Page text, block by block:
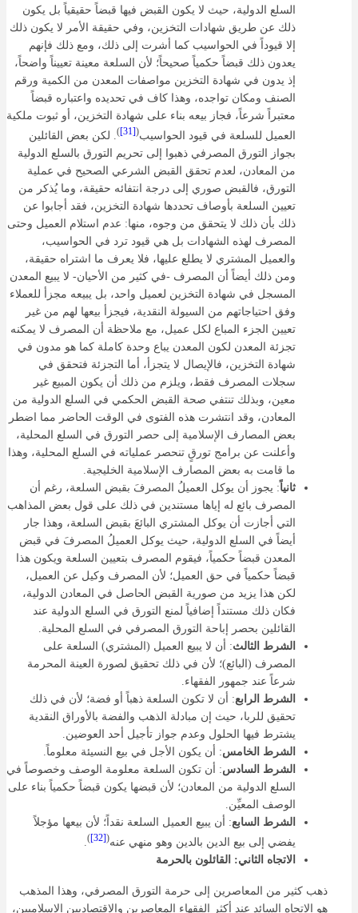
السلع الدولية، حيث لا يكون القبض فيها قبضاً حقيقياً بل يكون
ذلك عن طريق شهادات التخزين، وفي حقيقة الأمر لا يكون ذلك
إلا قيوداً في الحواسيب كما أشرت إلى ذلك، ومع ذلك فإنهم
يعدون ذلك قبضاً حكمياً صحيحاً؛ لأن السلعة معينة تعييناً واضحاً،
إذ يدون في شهادة التخزين مواصفات المعدن من الكمية ورقم
الصنف ومكان تواجده، وهذا كاف في تحديده واعتباره قبضاً
معتبراً شرعاً، فجاز بيعه بناء على شهادة التخزين، أو ثبوت ملكية
العميل للسلعة في قيود الحواسيب(
). لكن بعض القائلين
بجواز التورق المصرفي ذهبوا إلى تحريم التورق بالسلع الدولية
من المعادن، لعدم تحقق القبض الشرعي الصحيح في عملية
التورق، فالقبض صوري إلى درجة انتفائه حقيقة، وما يُذكر من
تعيين السلعة بأوصاف تحددها شهادة التخزين، فقد أجابوا عن
ذلك بأن ذلك لا يتحقق من وجوه، منها: عدم استلام العميل وحتى
المصرف لهذه الشهادات بل هي قيود ترد في الحواسيب،
والعميل المشتري لا يطلع عليها، فلا يعرف ما اشتراه حقيقة،
ومن ذلك أيضاً أن المصرف -في كثير من الأحيان- لا يبيع المعدن
المسجل في شهادة التخزين لعميل واحد، بل يبيعه مجزأ للعملاء
وفق احتياجاتهم من السيولة النقدية، فيجزأ بيعها لهم من غير
تعيين الجزء المباع لكل عميل، مع ملاحظة أن المصرف لا يمكنه
تجزئة المعدن لكون المعدن يباع وحدة كاملة كما هو مدون في
شهادة التخزين، فالإيصال لا يتجزأ، أما التجزئة فتحقق في
سجلات المصرف فقط، ويلزم من ذلك أن يكون المبيع غير
معين، وبذلك تنتفي صحة القبض الحكمي في السلع الدولية من
المعادن، وقد انتشرت هذه الفتوى في الوقت الحاضر مما اضطر
بعض المصارف الإسلامية إلى حصر التورق في السلع المحلية،
وأعلنت عن برامج تورقٍ تنحصر عملياته في السلع المحلية، وهذا
ما قامت به بعض المصارف الإسلامية الخليجية.
ثانياً: يجوز أن يوكل العميلُ المصرفَ بقبض السلعة، رغم أن
المصرف بائع له إياها مستندين في ذلك على قول بعض المذاهب
التي أجازت أن يوكل المشتري البائعَ بقبض السلعة، وهذا جار
أيضاً في السلع الدولية، حيث يوكل العميلُ المصرفَ في قبض
المعدن قبضاً حكمياً، فيقوم المصرف بتعيين السلعة ويكون هذا
قبضاً حكمياً في حق العميل؛ لأن المصرف وكيل عن العميل،
لكن هذا يزيد من صورية القبض الحاصل في المعادن الدولية،
فكان ذلك مستنداً إضافياً لمنع التورق في السلع الدولية عند
القائلين بحصر إباحة التورق المصرفي في السلع المحلية.
الشرط الثالث: أن لا يبيع العميل (المشتري) السلعة على
المصرف (البائع)؛ لأن في ذلك تحقيق لصورة العينة المحرمة
شرعاً عند جمهور الفقهاء.
الشرط الرابع: أن لا تكون السلعة ذهباً أو فضة؛ لأن في ذلك
تحقيق للربا، حيث إن مبادلة الذهب والفضة بالأوراق النقدية
يشترط فيها الحلول وعدم جواز تأجيل أحد العوضين.
الشرط الخامس: أن يكون الأجل في بيع النسيئة معلوماً.
الشرط السادس: أن تكون السلعة معلومة الوصف وخصوصاً في
السلع الدولية من المعادن؛ لأن قبضها يكون قبضاً حكمياً بناء على
الوصف المعيِّن.
الشرط السابع: أن يبيع العميل السلعة نقداً؛ لأن بيعها مؤجلاً
يفضي إلى بيع الدين بالدين وهو منهي عنه(
[32]
)
الاتجاه الثاني: القائلون بالحرمة
ذهب كثير من المعاصرين إلى حرمة التورق المصرفي، وهذا المذهب
هو الاتجاه السائد عند أكثر الفقهاء المعاصرين والاقتصاديين الإسلاميين،